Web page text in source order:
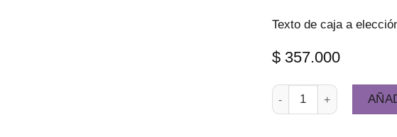
Texto de caja a
$ 357.000
Ankara cantidad